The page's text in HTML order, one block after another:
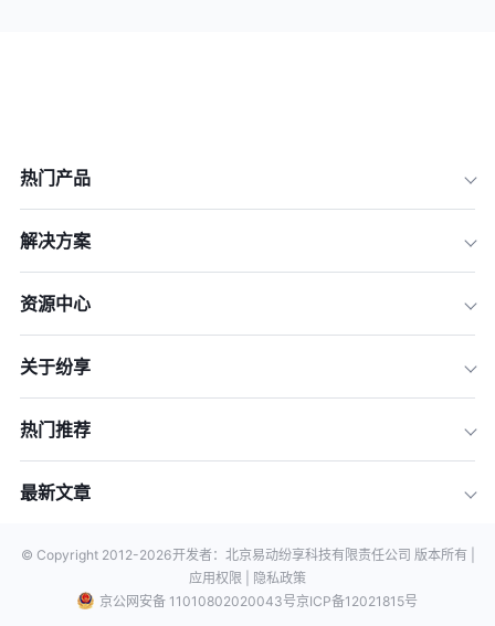
热门产品
解决方案
资源中心
关于纷享
热门推荐
最新文章
© Copyright 2012-2026开发者：北京易动纷享科技有限责任公司 版本所有 |
应用权限 |
隐私政策
京公网安备 11010802020043号京ICP备12021815号